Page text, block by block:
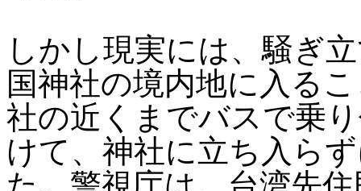
しかし現実には、騒ぎ
国神社の境内地に入る
社の近くまでバスで乗
けて、神社に立ち入ら